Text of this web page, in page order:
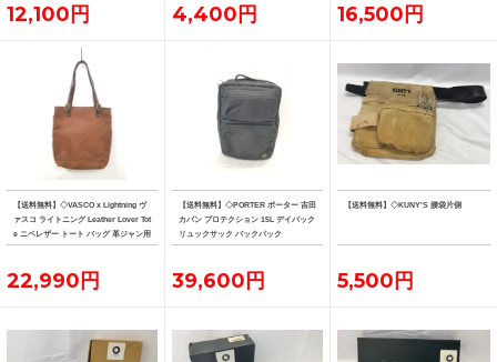
12,100円 4,400円 16,500円
【送料無料】◇VASCO x Lightning ヴ
ァスコ ライトニング Leather Lover Tot
e ニベレザー トート バッグ 革ジャン用
トート
22,990円
【送料無料】◇PORTER ポーター 吉田
カバン プロテクション 15L デイパック
リュックサック バックパック
39,600円
【送料無料】◇KUNY'S 腰袋片側
5,500円